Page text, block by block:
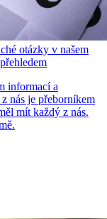
otázky v našem
informací a
nás je přeborníkem
mít každý z nás.